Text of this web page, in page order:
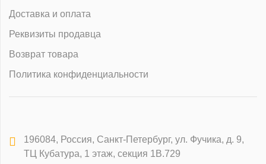
Доставка и оплата
Реквизиты продавца
Возврат товара
Политика конфиденциальности
196084, Россия, Санкт-Петербург, ул. Фучика, д. 9,
ТЦ Кубатура, 1 этаж, секция 1В.729